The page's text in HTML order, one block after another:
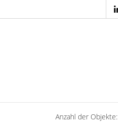
Anzahl der Objekte: